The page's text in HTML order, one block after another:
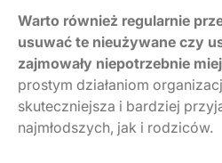
Warto również regularnie
usuwać te nieużywane czy
zajmowały niepotrzebnie
prostym działaniom
skuteczniejsza i bardziej
najmłodszych, jak i rodziców.